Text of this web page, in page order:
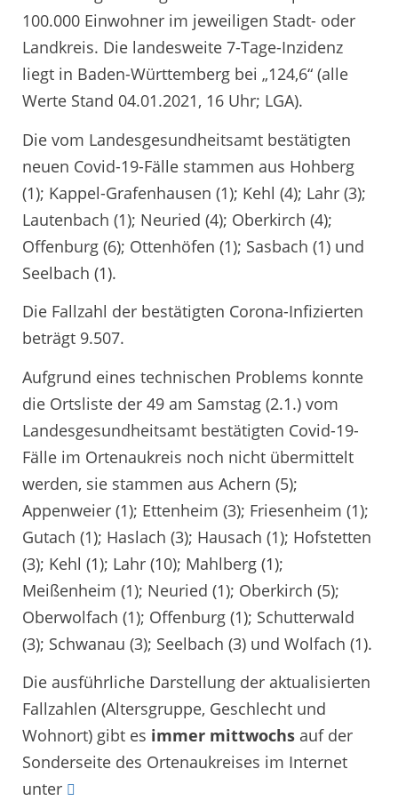
100.000 Einwohner im jeweiligen Stadt- oder
Landkreis. Die landesweite 7-Tage-Inzidenz
liegt in Baden-Württemberg bei „124,6“ (alle
Werte Stand 04.01.2021, 16 Uhr; LGA).
Die vom Landesgesundheitsamt bestätigten
neuen Covid-19-Fälle stammen aus Hohberg
(1); Kappel-Grafenhausen (1); Kehl (4); Lahr (3);
Lautenbach (1); Neuried (4); Oberkirch (4);
Offenburg (6); Ottenhöfen (1); Sasbach (1) und
Seelbach (1).
Die Fallzahl der bestätigten Corona-Infizierten
beträgt 9.507.
Aufgrund eines technischen Problems konnte
die Ortsliste der 49 am Samstag (2.1.) vom
Landesgesundheitsamt bestätigten Covid-19-
Fälle im Ortenaukreis noch nicht übermittelt
werden, sie stammen aus Achern (5);
Appenweier (1); Ettenheim (3); Friesenheim (1);
Gutach (1); Haslach (3); Hausach (1); Hofstetten
(3); Kehl (1); Lahr (10); Mahlberg (1);
Meißenheim (1); Neuried (1); Oberkirch (5);
Oberwolfach (1); Offenburg (1); Schutterwald
(3); Schwanau (3); Seelbach (3) und Wolfach (1).
Die ausführliche Darstellung der aktualisierten
Fallzahlen (Altersgruppe, Geschlecht und
Wohnort) gibt es immer mittwochs auf der
Sonderseite des Ortenaukreises im Internet
unter